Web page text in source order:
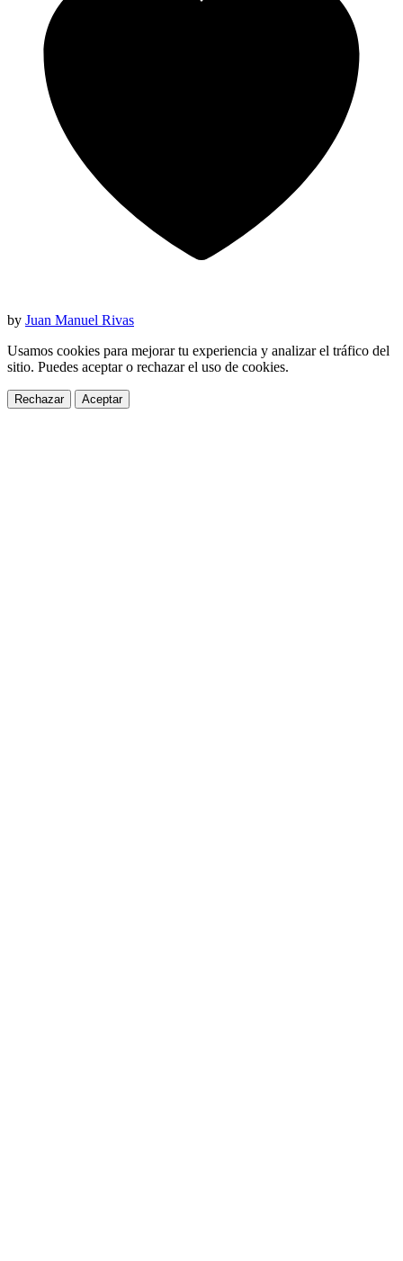
by Juan Manuel Rivas
Usamos cookies para mejorar tu experiencia y analizar el tráfico del
sitio. Puedes aceptar o rechazar el uso de cookies.
Rechazar Aceptar